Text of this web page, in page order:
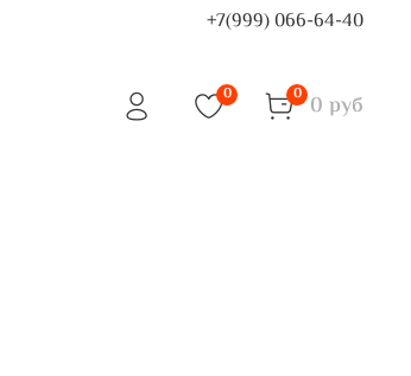
+7(999) 066-64-40
0 0 0 руб